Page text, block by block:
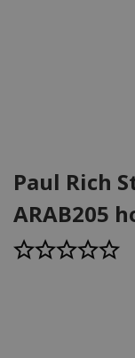
Paul Rich
ARAB205